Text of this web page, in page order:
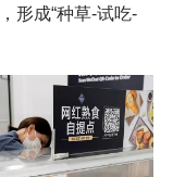
形成“种草-试吃-